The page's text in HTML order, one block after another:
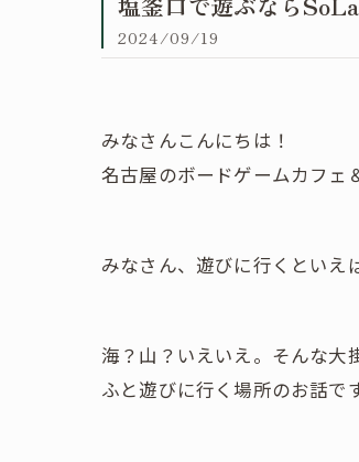
2024/09/19
みなさんこんにちは！
名古屋のボードゲームカフェ
みなさん、遊びに行くといえ
海？山？いえいえ。そんな大
ふと遊びに行く場所のお話です